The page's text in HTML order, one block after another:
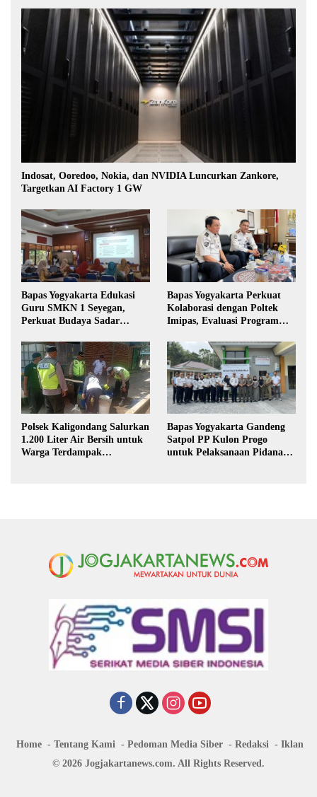
Indosat, Ooredoo, Nokia, dan NVIDIA Luncurkan Zankore,
Targetkan AI Factory 1 GW
Bapas Yogyakarta Edukasi
Guru SMKN 1 Seyegan,
Perkuat Budaya Sadar
Bapas Yogyakarta Perkuat
Kolaborasi dengan Poltek
Imipas, Evaluasi Program
Polsek Kaligondang Salurkan
1.200 Liter Air Bersih untuk
Warga Terdampak
Bapas Yogyakarta Gandeng
Satpol PP Kulon Progo
untuk Pelaksanaan Pidana
Home Tentang Kami Pedoman Media Siber Redaksi
Iklan
© 2026 Jogjakartanews.com. All Rights Reserved.